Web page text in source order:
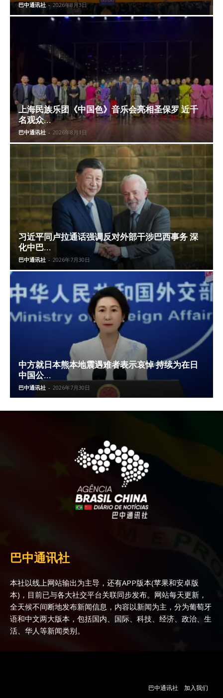
巴中通讯社 - 2026年8月3日
上海民族乐团《中国色》音乐会亮相圣保罗 近千
名观众...
巴中通讯社 - 2026年8月1日
习近平同卢拉通话强调反对外部干涉巴西事务 深
化中巴...
巴中通讯社 - 2026年7月30日
中方就日本熊本地震遇难者表示哀悼 持续为在日
中国公...
巴中通讯社 - 2026年7月30日
巴中通讯社
本社以线上网站输出为主导，还有APP版本(苹果和安卓版
本)，目前已与各大社交平台关联同步发布。网站每天更新，
全天候不间断地发布新闻信息，内容以新闻为主，分为葡萄牙
语和中文两大版本，包括国内、国际、科技、经济、政治、生
活、华人等新闻类别。
巴中通讯社 加入我们